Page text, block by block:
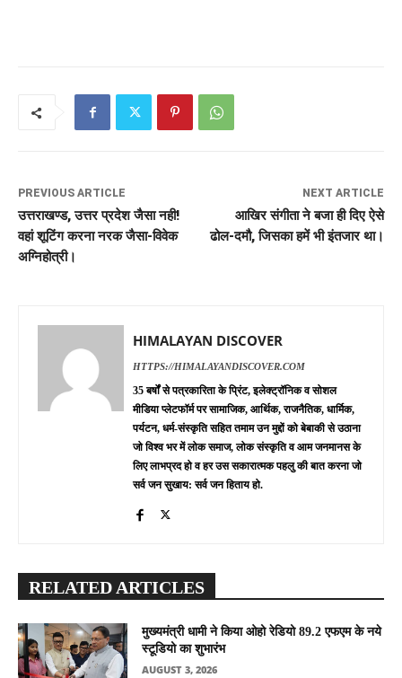
PREVIOUS ARTICLE
उत्तराखण्ड, उत्तर प्रदेश जैसा नही!
वहां शूटिंग करना नरक जैसा-विवेक
अग्निहोत्री।
NEXT ARTICLE
आखिर संगीता ने बजा ही दिए ऐसे
ढोल-दमौ, जिसका हमें भी इंतजार था।
HIMALAYAN DISCOVER
HTTPS://HIMALAYANDISCOVER.COM
35 बर्षों से पत्रकारिता के प्रिंट, इलेक्ट्रॉनिक व सोशल
मीडिया प्लेटफॉर्म पर सामाजिक, आर्थिक, राजनैतिक, धार्मिक,
पर्यटन, धर्म-संस्कृति सहित तमाम उन मुद्दों को बेबाकी से उठाना
जो विश्व भर में लोक समाज, लोक संस्कृति व आम जनमानस के
लिए लाभप्रद हो व हर उस सकारात्मक पहलु की बात करना जो
सर्व जन सुखाय: सर्व जन हिताय हो.
RELATED ARTICLES
मुख्यमंत्री धामी ने किया ओहो रेडियो 89.2 एफएम के नये
स्टूडियो का शुभारंभ
AUGUST 3, 2026